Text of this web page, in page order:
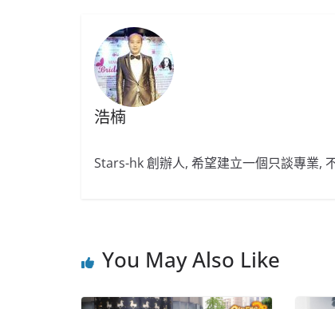
浩楠
Stars-hk 創辦人, 希望建立一個只談專業,
You May Also Like